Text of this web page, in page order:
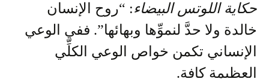
حكاية اللوتس البيضاء: “روح الإنسان
خالدة ولا حدَّ لنموِّها وبهائها”. ففي الوعي
الإنساني تكمن خواص الوعي الكلِّي
العظيمة كافة.